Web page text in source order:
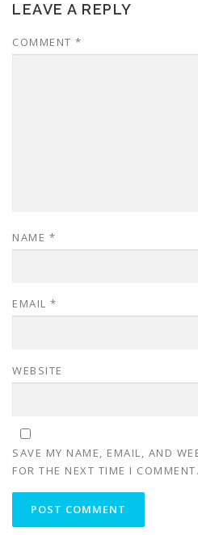
LEAVE A REPLY
COMMENT *
NAME *
EMAIL *
WEBSITE
SAVE MY NAME, EMAIL, AND
FOR THE NEXT TIME I COMMENT.